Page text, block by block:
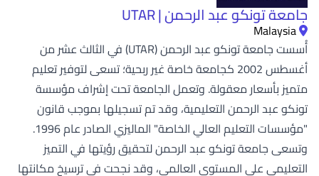
جامعة تونكو عبد الرحمن | UTAR
Malaysia
أُسست جامعة تونكو عبد الرحمن (UTAR) في الثالث عشر من
أغسطس 2002 كجامعة خاصة غير ربحية؛ تسعى لتوفير تعليم
متميز بأسعار معقولة. وتعمل الجامعة تحت إشراف مؤسسة
تونكو عبد الرحمن التعليمية، وقد تم تسجيلها بموجب قانون
"مؤسسات التعليم العالي الخاصة" الماليزي الصادر عام 1996.
وتسعى جامعة تونكو عبد الرحمن لتحقيق رؤيتها في التميز
التعليمي على المستوى العالمي، وقد نجحت في ترسيخ مكانتها